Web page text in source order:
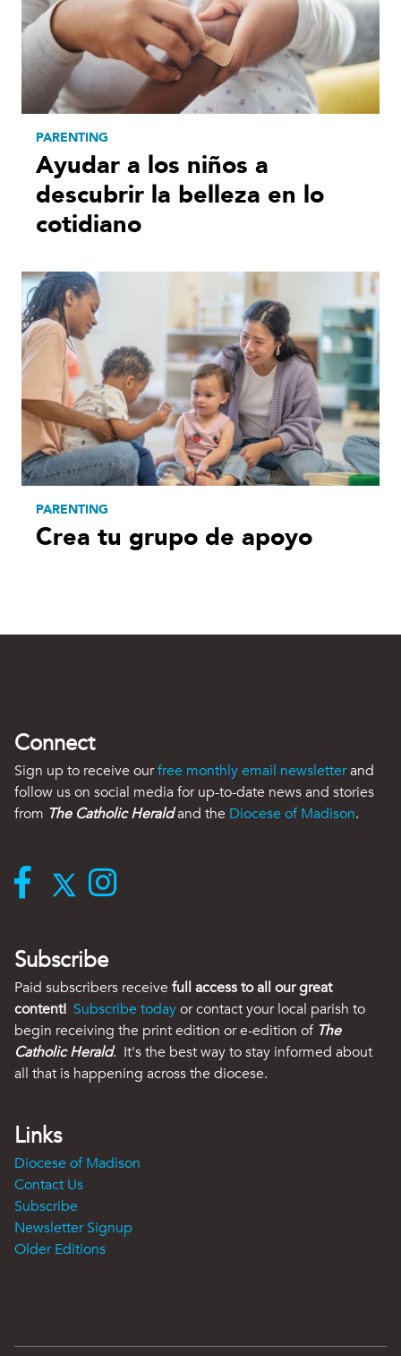
PARENTING
Ayudar a los niños a
descubrir la belleza en lo
cotidiano
PARENTING
Crea tu grupo de apoyo
Connect
Sign up to receive ourfree monthly email newsletterand
follow us on social media for up-to-date news and stories
from The Catholic Heraldand the Diocese of Madison.
Subscribe
Paid subscribers receive full access to all our great
content! Subscribe todayor contact your local parish to
begin receiving the print edition or e-edition of The
Catholic Herald. It's the best way to stay informed about
all that is happening across the diocese.
Links
Diocese of Madison
Contact Us
Subscribe
Newsletter Signup
Older Editions